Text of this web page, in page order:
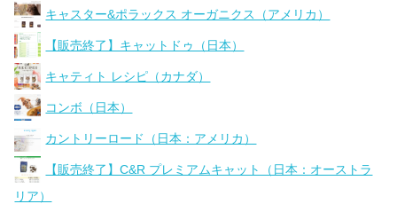
キャスター&ポラックス オーガニクス（アメリカ）
【販売終了】キャットドゥ（日本）
キャティト レシピ（カナダ）
コンボ（日本）
カントリーロード（日本：アメリカ）
【販売終了】C&R プレミアムキャット（日本：オーストラ
リア）